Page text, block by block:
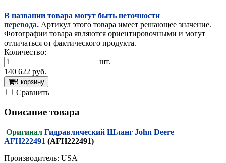
В названии товара могут быть неточности
перевода. Артикул этого товара имеет решающее значение.
Фотографии товара являются ориентировочными и могут
отличаться от фактического продукта.
Количество:
шт.
140 622 руб.
В корзину
Cравнить
Описание товара
Оригинал Гидравлический Шланг John Deere
AFH222491 (AFH222491)
Производитель: USA